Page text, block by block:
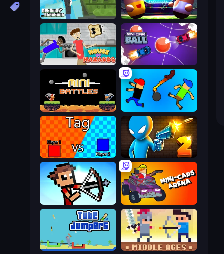
Pill Soccer
Getaway Shootout
Mini Car Ball
House of Hazards
Mini-Caps: Bombs
12 MiniBattles
Drunken Duel 2
2 Player Tag
Mini-Caps: Arena
Stick Archers Battle
Castle Wars: Middle Ages
Tube Jumpers